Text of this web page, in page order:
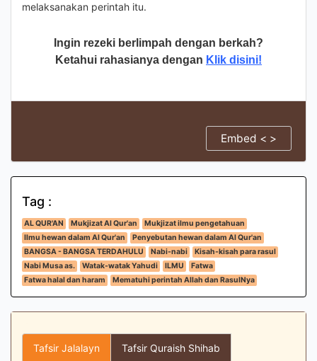
melaksanakan perintah itu.
Ingin rezeki berlimpah dengan berkah?
Ketahui rahasianya dengan Klik disini!
Embed < >
Tag :
AL QUR'AN Mukjizat Al Qur'an
Mukjizat ilmu pengetahuan
Ilmu hewan dalam Al Qur'an
Penyebutan hewan dalam Al Qur'an
BANGSA - BANGSA TERDAHULU
Nabi-nabi
Kisah-kisah para rasul
Nabi Musa as.
Watak-watak Yahudi ILMU
Fatwa
Fatwa halal dan haram
Mematuhi perintah Allah dan RasulNya
Tafsir Jalalayn Tafsir Quraish Shihab